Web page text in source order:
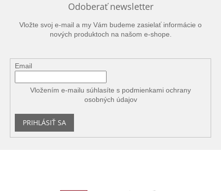
Odoberať newsletter
Vložte svoj e-mail a my Vám budeme zasielať informácie o
nových produktoch na našom e-shope.
Email
Vložením e-mailu súhlasíte s podmienkami ochrany
osobných údajov
PRIHLÁSIŤ SA